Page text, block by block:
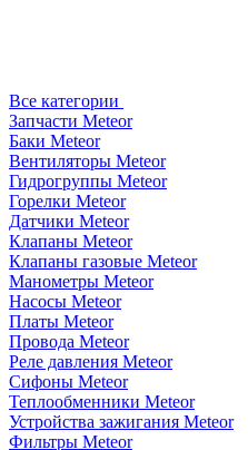
Все категории
Запчасти Meteor
Баки Meteor
Вентиляторы Meteor
Гидрогруппы Meteor
Горелки Meteor
Датчики Meteor
Клапаны Meteor
Клапаны газовые Meteor
Манометры Meteor
Насосы Meteor
Платы Meteor
Провода Meteor
Реле давления Meteor
Сифоны Meteor
Теплообменники Meteor
Устройства зажигания Meteor
Фильтры Meteor